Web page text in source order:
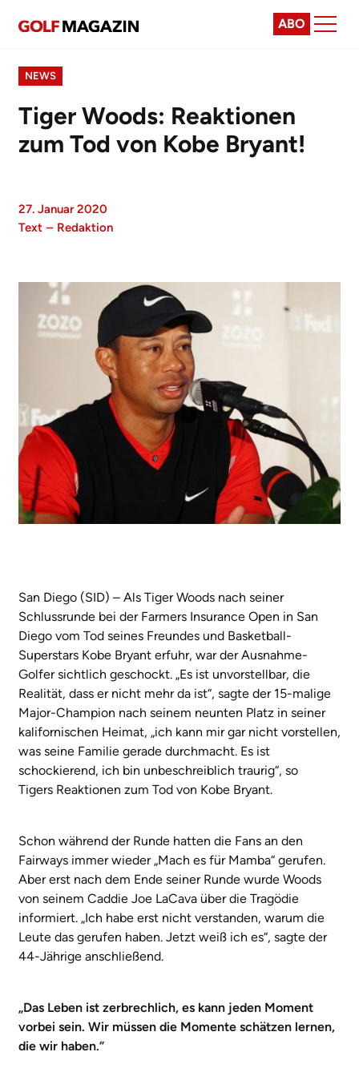
ABO
NEWS
Tiger Woods: Reaktionen
zum Tod von Kobe Bryant!
27. Januar 2020
Text – Redaktion
San Diego (SID) – Als Tiger Woods nach seiner
Schlussrunde bei der Farmers Insurance Open in San
Diego vom Tod seines Freundes und Basketball-
Superstars Kobe Bryant erfuhr, war der Ausnahme-
Golfer sichtlich geschockt. „Es ist unvorstellbar, die
Realität, dass er nicht mehr da ist“, sagte der 15-malige
Major-Champion nach seinem neunten Platz in seiner
kalifornischen Heimat, „ich kann mir gar nicht vorstellen,
was seine Familie gerade durchmacht. Es ist
schockierend, ich bin unbeschreiblich traurig“, so
Tigers Reaktionen zum Tod von Kobe Bryant.
Schon während der Runde hatten die Fans an den
Fairways immer wieder „Mach es für Mamba“ gerufen.
Aber erst nach dem Ende seiner Runde wurde Woods
von seinem Caddie Joe LaCava über die Tragödie
informiert. „Ich habe erst nicht verstanden, warum die
Leute das gerufen haben. Jetzt weiß ich es“, sagte der
44-Jährige anschließend.
„Das Leben ist zerbrechlich, es kann jeden Moment
vorbei sein. Wir müssen die Momente schätzen lernen,
die wir haben.“